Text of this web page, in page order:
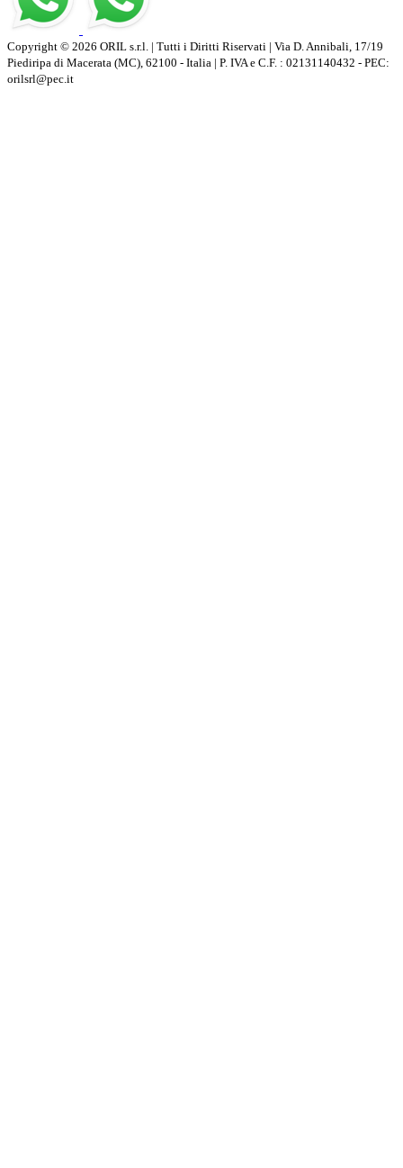
Copyright © 2026 ORIL s.r.l. | Tutti i Diritti Riservati | Via D. Annibali, 17/19
Piediripa di Macerata (MC), 62100 - Italia | P. IVA e C.F. : 02131140432 - PEC:
orilsrl@pec.it